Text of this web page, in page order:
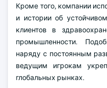
Кроме того, компании
и истории об
клиентов в
промышленности.
наряду с постоянным
ведущим игрокам
глобальных рынках.